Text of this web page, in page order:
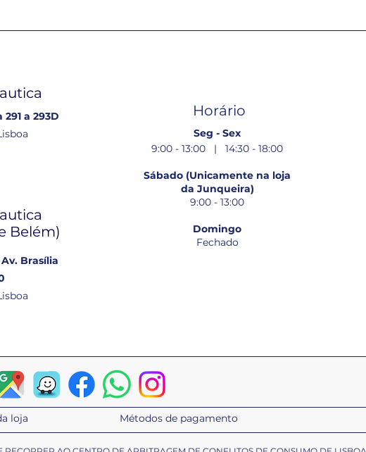
a 293D
Belém​)
Brasília
Horário
Seg - Sex
9:00 - 13:00 | 14:30 - 18:00
Sábado (Unicamente na loja
da Junqueira)
9:00 - 13:00
Domingo
Fechado
loja Métodos de pagamento